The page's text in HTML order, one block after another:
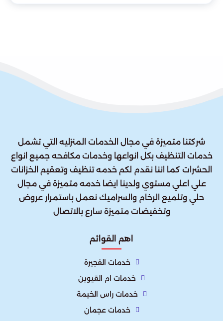
شركتنا متميزة في مجال الخدمات المنزليه التي تشمل
خدمات التنظيف بكل انواعها وخدمات مكافحه جميع انواع
الحشرات كما اننا نقدم لكم خدمه تنظيف وتعقيم الخزانات
علي اعلي مستوي ولدينا ايضا خدمه متميزة في مجال
حلي وتلميع الرخام والسراميك نعمل باستمرار عروض
وتخفيضات متميزة سارع بالاتصال
اهم القوائم
خدمات الفجيرة
خدمات ام القيوين
خدمات راس الخيمة
خدمات عجمان